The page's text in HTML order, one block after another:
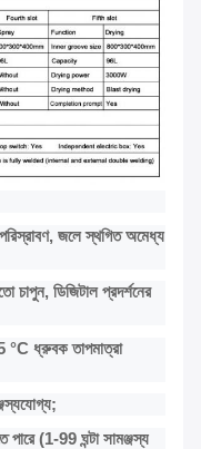
জলে স্থগিত অমেধ্য
চাপুন, ডিজিটাল প্রদর্শনের
°C ধ্রুবক তাপমাত্রা
পারে (1-99 ঘন্টা সামঞ্জস্য